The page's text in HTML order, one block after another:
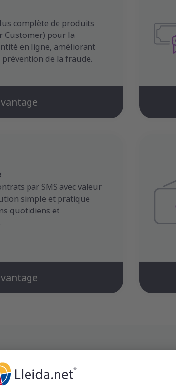
complète de produits
Customer) pour la
en ligne, améliorant
prévention de la fraude.
par SMS avec valeur
simple et pratique
quotidiens et
Cas